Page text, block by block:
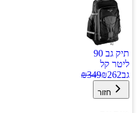
תיק גב 90
ליטר קל
גב
₪262
₪349
חזור